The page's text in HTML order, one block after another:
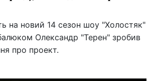
на новий 14 сезон шоу "Холостяк"
Олександр "Терен" зробив
про проект.